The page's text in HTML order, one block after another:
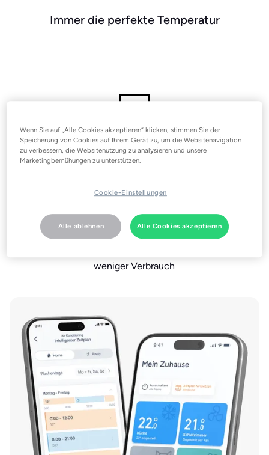
Immer die perfekte Temperatur
Passt zu deiner Klimaanlage
Mach deine
Klimaanlage smart
weniger Verbrauch
Wenn Sie auf „Alle Cookies akzeptieren“ klicken, stimmen Sie der
Speicherung von Cookies auf Ihrem Gerät zu, um die Websitenavigation
zu verbessern, die Websitenutzung zu analysieren und unsere
Marketingbemühungen zu unterstützen.
Cookie-Einstellungen
Alle ablehnen Alle Cookies akzeptieren